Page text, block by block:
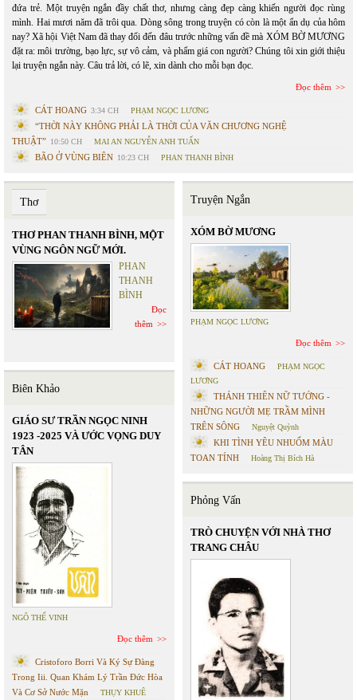
đứa trẻ. Một truyện ngắn đầy chất thơ, nhưng càng đẹp càng khiến người đọc rùng
mình. Hai mươi năm đã trôi qua. Dòng sông trong truyện có còn là một ẩn dụ của hôm
nay? Xã hội Việt Nam đã thay đổi đến đâu trước những vấn đề mà XÓM BỜ MƯƠNG
đặt ra: môi trường, bạo lực, sự vô cảm, và phẩm giá con người? Chúng tôi xin giới thiệu
lại truyện ngắn này. Câu trả lời, có lẽ, xin dành cho mỗi bạn đọc.
Đọc thêm
CÁT HOANG 3:34 CH PHẠM NGỌC LƯƠNG
“THỜI NÀY KHÔNG PHẢI LÀ THỜI CỦA VĂN CHƯƠNG NGHỆ
THUẬT” 10:50 CH MAI AN NGUYỄN ANH TUẤN
BÃO Ở VÙNG BIÊN 10:23 CH PHAN THANH BÌNH
Thơ
THƠ PHAN THANH BÌNH, MỘT
VÙNG NGÔN NGỮ MỚI.
PHAN
THANH
BÌNH
Đọc
thêm
Biên Khảo
GIÁO SƯ TRẦN NGỌC NINH
1923 -2025 VÀ ƯỚC VỌNG DUY
TÂN
NGÔ THẾ VINH
Đọc thêm
Cristoforo Borri Và Ký Sự Đàng
Trong Iii. Quan Khám Lý Trần Đức Hòa
Và Cơ Sở Nước Mặn
THỤY KHUÊ
Truyện Ngắn
XÓM BỜ MƯƠNG
PHẠM NGỌC LƯƠNG
Đọc thêm
CÁT HOANG
PHẠM NGỌC
LƯƠNG
THÁNH THIÊN NỮ TƯỚNG -
NHỮNG NGƯỜI MẸ TRẦM MÌNH
TRÊN SÔNG
Nguyệt Quỳnh
KHI TÌNH YÊU NHUỐM MÀU
TOAN TÍNH
Hoàng Thị Bích Hà
Phỏng Vấn
TRÒ CHUYỆN VỚI NHÀ THƠ
TRANG CHÂU